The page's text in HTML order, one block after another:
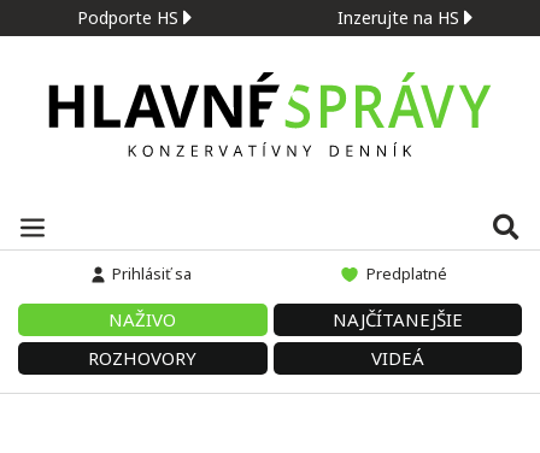
Podporte HS Inzerujte na HS
Prihlásiť sa Predplatné
NAŽIVO
NAJČÍTANEJŠIE
ROZHOVORY
VIDEÁ